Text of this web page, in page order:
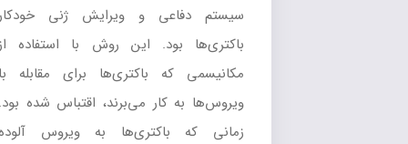
سیستم دفاعی و ویرایش ژنی خودکار
باکتری‌ها بود. این روش با استفاده از
مکانیسمی که باکتری‌ها برای مقابله با
ویروس‌ها به کار می‌برند، اقتباس شده بود.
زمانی که باکتری‌ها به ویروس آلوده